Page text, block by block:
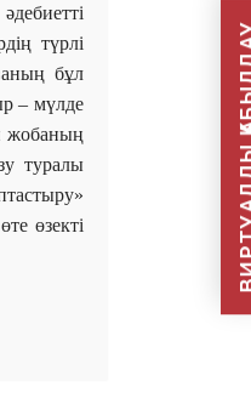
түрлі
бұл
– мүлде
жобаның
туралы
өзекті